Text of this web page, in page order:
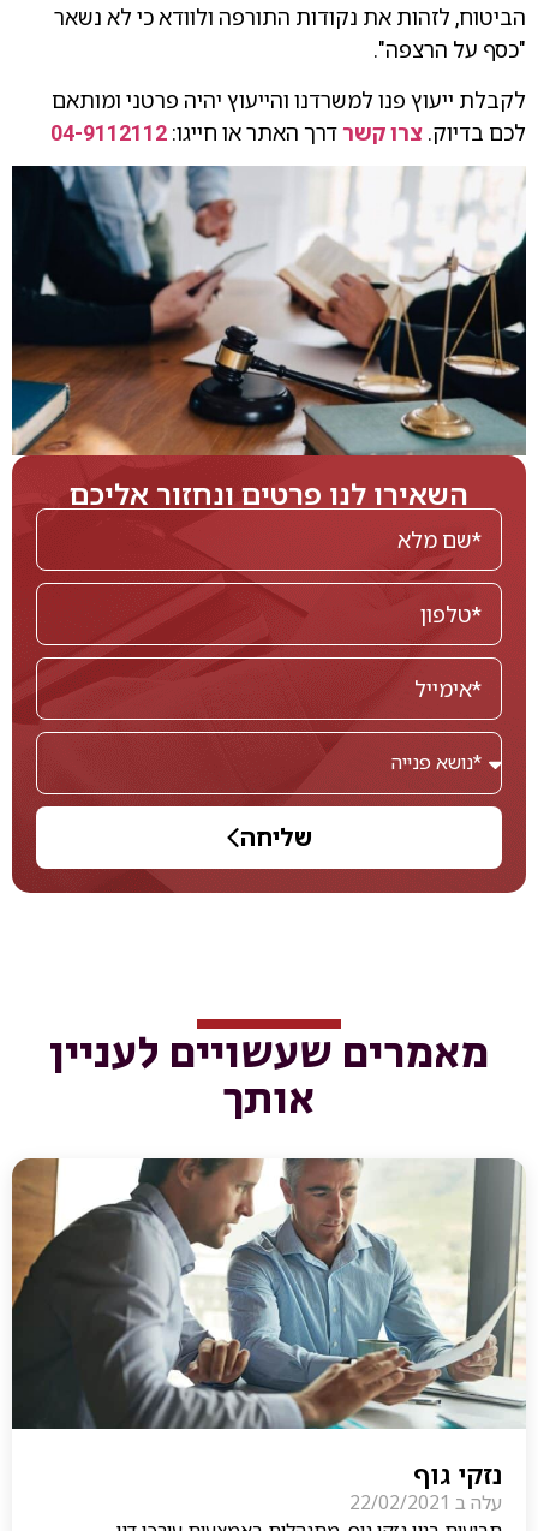
הביטוח, לזהות את נקודות התורפה ולוודא כי לא נשאר
"כסף על הרצפה".
לקבלת ייעוץ פנו למשרדנו והייעוץ יהיה פרטני ומותאם
לכם בדיוק. צרו קשרדרך האתר או חייגו: 04-9112112
השאירו לנו פרטים ונחזור אליכם
שליחה
מאמרים שעשויים לעניין
אותך
נזקי גוף
עלה ב 22/02/2021